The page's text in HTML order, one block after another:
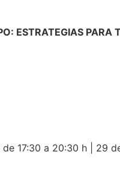
ESTRATEGIAS PARA
17:30 a 20:30 h | 29